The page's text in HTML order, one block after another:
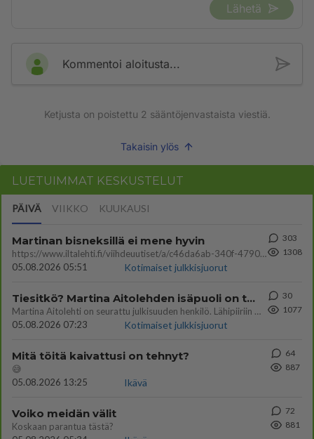
Lähetä
Kommentoi aloitusta...
Ketjusta on poistettu 2 sääntöjenvastaista viestiä.
Takaisin ylös
LUETUIMMAT KESKUSTELUT
PÄIVÄ VIIKKO KUUKAUSI
Martinan bisneksillä ei mene hyvin
https://www.iltalehti.fi/viihdeuutiset/a/c46da6ab-340f-4790-aaa7-0865eed2336 Yrityksen konkurssihakemus on tullut kärä
05.08.2026 05:51
Kotimaiset julkkisjuorut
303
1308
Tiesitkö? Martina Aitolehden isäpuoli on tämä suosittu laulaja
Martina Aitolehti on seurattu julkisuuden henkilö. Lähipiiriin mahtuu muitakin tunnettuja henkilöitä. Tiesitkö, että Ma
05.08.2026 07:23
Kotimaiset julkkisjuorut
30
1077
Mitä töitä kaivattusi on tehnyt?
😅
05.08.2026 13:25
Ikävä
64
887
Voiko meidän välit
Koskaan parantua tästä?
72
881